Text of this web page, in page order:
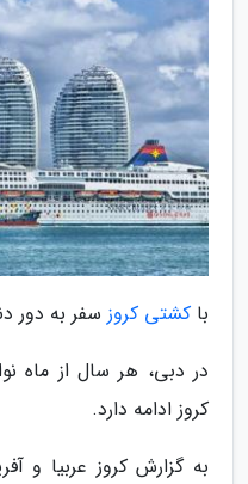
با کشتی کروز سفر به دور
در دبی، هر سال از ماه
کروز ادامه دارد.
به گزارش کروز عربیا و